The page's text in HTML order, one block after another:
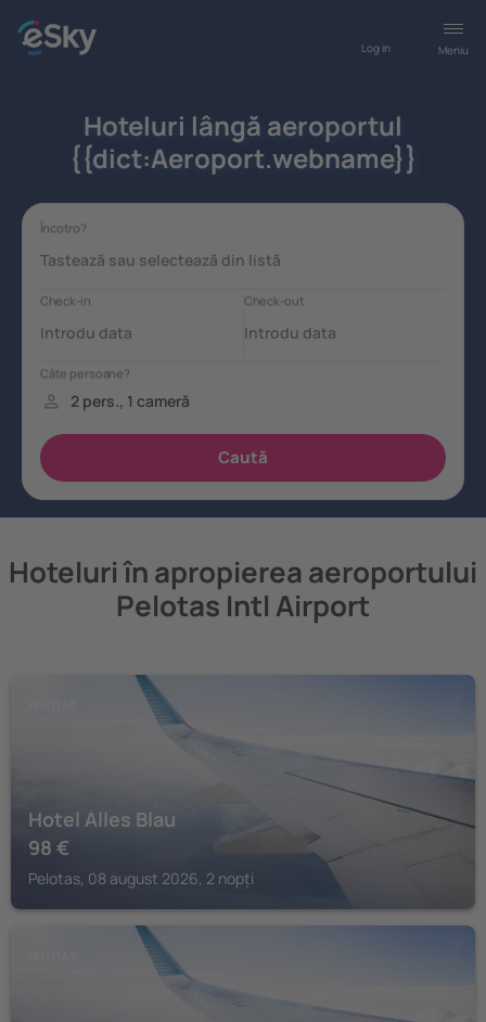
Meniu
Log in
Hoteluri lângă aeroportul
{{dict:Aeroport.webname}}
Hoteluri în apropierea aeroportului
Pelotas Intl Airport
Hotel Alles Blau
98 €
Pelotas, 08 august 2026, 2 nopți